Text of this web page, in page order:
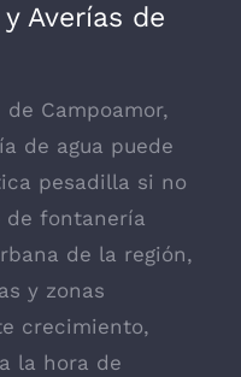
Averías de
Campoamor,
de agua puede
pesadilla si no
de fontanería
de la región,
y zonas
crecimiento,
la hora de